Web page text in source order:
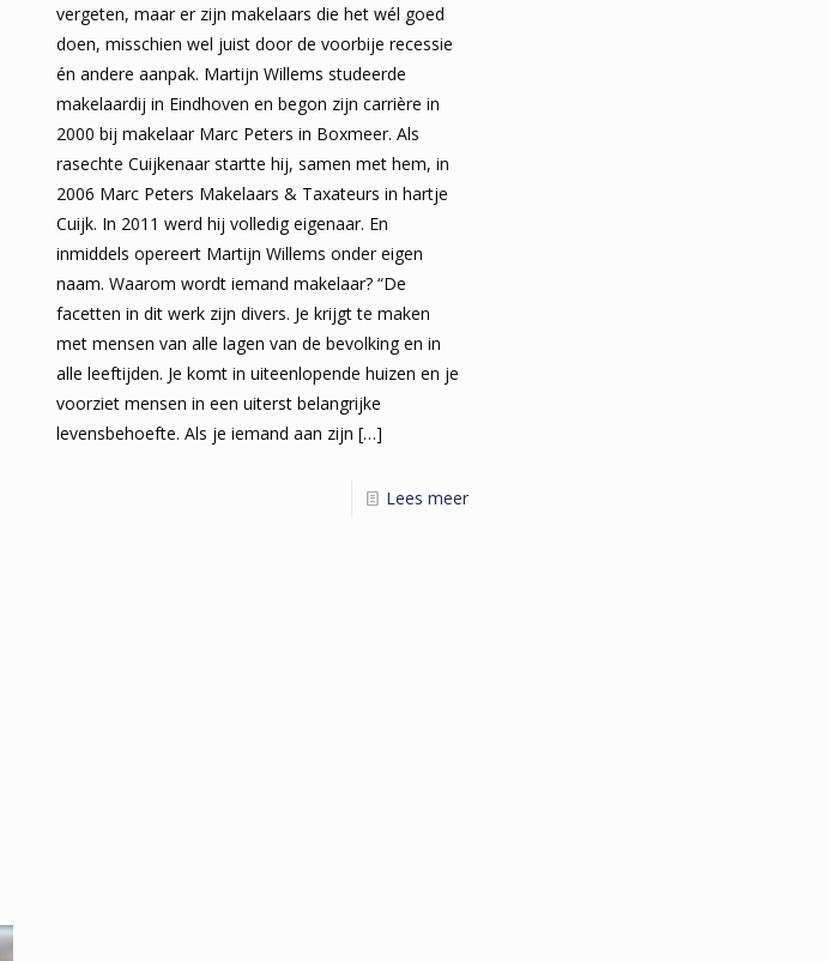
vergeten, maar er zijn makelaars die het wél goed
doen, misschien wel juist door de voorbije recessie
én andere aanpak. Martijn Willems studeerde
makelaardij in Eindhoven en begon zijn carrière in
2000 bij makelaar Marc Peters in Boxmeer. Als
rasechte Cuijkenaar startte hij, samen met hem, in
2006 Marc Peters Makelaars & Taxateurs in hartje
Cuijk. In 2011 werd hij volledig eigenaar. En
inmiddels opereert Martijn Willems onder eigen
naam. Waarom wordt iemand makelaar? “De
facetten in dit werk zijn divers. Je krijgt te maken
met mensen van alle lagen van de bevolking en in
alle leeftijden. Je komt in uiteenlopende huizen en je
voorziet mensen in een uiterst belangrijke
levensbehoefte. Als je iemand aan zijn […]
Lees meer